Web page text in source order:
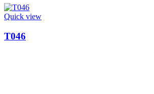
Quick view
T046